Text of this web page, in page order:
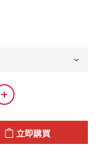
立即購買